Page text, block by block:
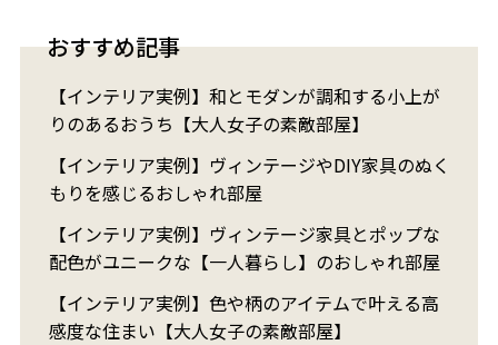
おすすめ記事
【インテリア実例】和とモダンが調和する小上が
りのあるおうち【大人女子の素敵部屋】
【インテリア実例】ヴィンテージやDIY家具のぬく
もりを感じるおしゃれ部屋
【インテリア実例】ヴィンテージ家具とポップな
配色がユニークな【一人暮らし】のおしゃれ部屋
【インテリア実例】色や柄のアイテムで叶える高
感度な住まい【大人女子の素敵部屋】